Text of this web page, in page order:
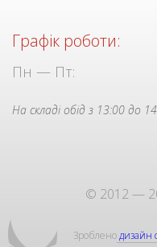
Графік роботи:
Пн — Пт:
На складі обід з 13:00 до
© 2012 —
Зробленодизайн